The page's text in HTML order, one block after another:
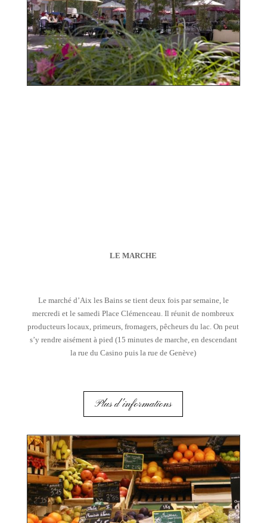
LE MARCHE
Le marché d’Aix les Bains se tient deux fois par semaine, le
mercredi et le samedi Place Clémenceau. Il réunit de nombreux
producteurs locaux, primeurs, fromagers, pêcheurs du lac. On peut
s’y rendre aisément à pied (15 minutes de marche, en descendant
la rue du Casino puis la rue de Genève)
Plus d'informations